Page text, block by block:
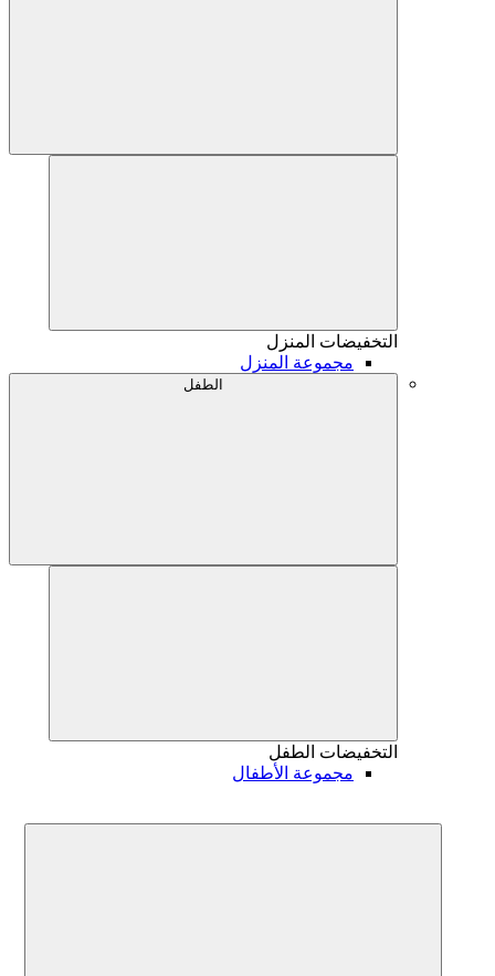
التخفيضات المنزل
مجموعة المنزل
الطفل
التخفيضات الطفل
مجموعة الأطفال